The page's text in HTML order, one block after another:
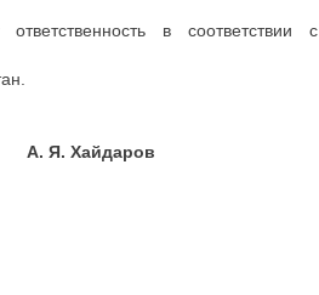
в соответствии с